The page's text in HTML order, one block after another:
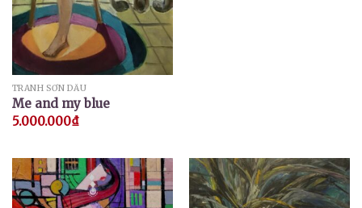
TRANH SƠN DẦU
Me and my blue
5.000.000₫